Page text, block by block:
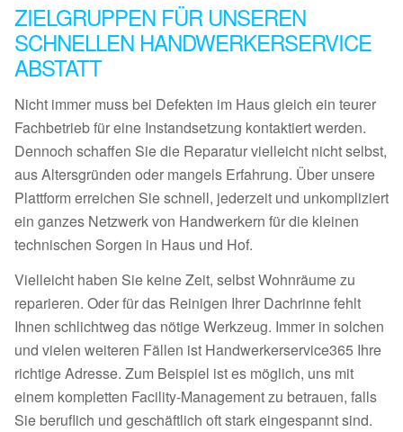
ZIELGRUPPEN FÜR UNSEREN
SCHNELLEN HANDWERKERSERVICE
ABSTATT
Nicht immer muss bei Defekten im Haus gleich ein teurer
Fachbetrieb für eine Instandsetzung kontaktiert werden.
Dennoch schaffen Sie die Reparatur vielleicht nicht selbst,
aus Altersgründen oder mangels Erfahrung. Über unsere
Plattform erreichen Sie schnell, jederzeit und unkompliziert
ein ganzes Netzwerk von Handwerkern für die kleinen
technischen Sorgen in Haus und Hof.
Vielleicht haben Sie keine Zeit, selbst Wohnräume zu
reparieren. Oder für das Reinigen Ihrer Dachrinne fehlt
Ihnen schlichtweg das nötige Werkzeug. Immer in solchen
und vielen weiteren Fällen ist Handwerkerservice365 Ihre
richtige Adresse. Zum Beispiel ist es möglich, uns mit
einem kompletten Facility-Management zu betrauen, falls
Sie beruflich und geschäftlich oft stark eingespannt sind.